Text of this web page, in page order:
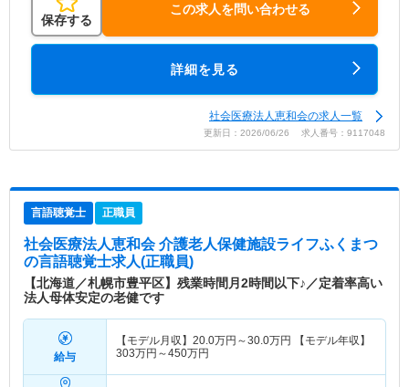
保存する
この求人を問い合わせる
詳細を見る
社会医療法人恵和会の求人一覧
更新日：2026/06/26 求人番号：9117048
言語聴覚士 正職員
社会医療法人恵和会 介護老人保健施設ライフふくまつ
の言語聴覚士求人(正職員)
【北海道／札幌市豊平区】残業時間月2時間以下♪／定着率高い
法人母体安定の老健です
給与
【モデル月収】 20.0万円～30.0万円 【モデル年収】
303万円～450万円